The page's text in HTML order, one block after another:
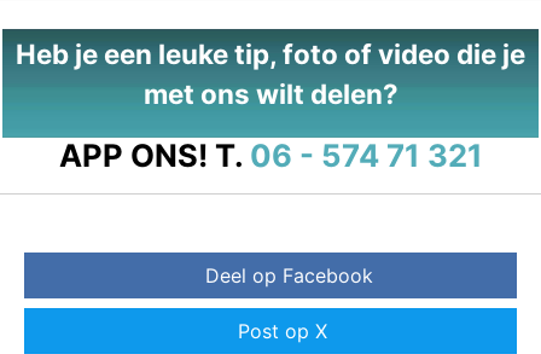
Heb je een leuke tip, foto of video die je
met ons wilt delen?
APP ONS! T. 06 - 574 71 321
Deel op Facebook
Post op X